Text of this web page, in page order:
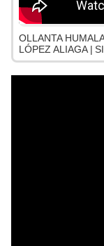
OLLANTA
LÓPEZ ALIAGA |